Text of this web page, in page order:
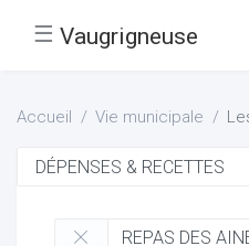
☰ Vaugrigneuse
Accueil Vie municipale